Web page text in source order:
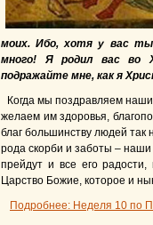
моих. Ибо, хотя у вас
много! Я родил вас во
подражайте мне, как я
Когда мы поздравляем
желаем им здоровья,
благ большинству людей так
рода скорби и заботы –
прейдут и все его
Царство Божие, которое и
Подробнее: Неделя 10 по